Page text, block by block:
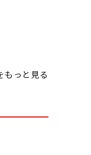
もっと見る